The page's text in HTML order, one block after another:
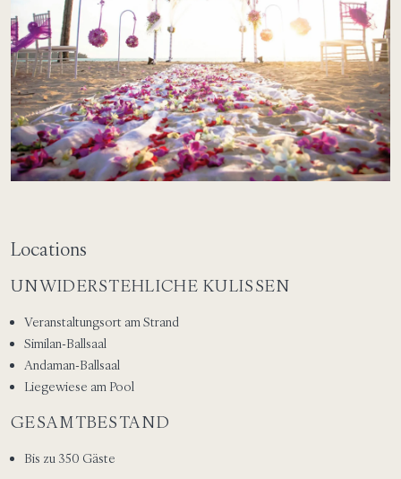
Locations
UNWIDERSTEHLICHE KULISSEN
Veranstaltungsort am Strand
Similan-Ballsaal
Andaman-Ballsaal
Liegewiese am Pool
GESAMTBESTAND
Bis zu 350 Gäste